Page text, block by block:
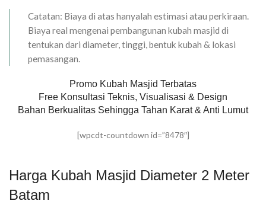
Catatan: Biaya di atas hanyalah estimasi atau perkiraan.
Biaya real mengenai pembangunan kubah masjid di
tentukan dari diameter, tinggi, bentuk kubah & lokasi
pemasangan.
Promo Kubah Masjid Terbatas
Free Konsultasi Teknis, Visualisasi & Design
Bahan Berkualitas Sehingga Tahan Karat & Anti Lumut
[wpcdt-countdown id=”8478″]
Harga Kubah Masjid Diameter 2 Meter
Batam